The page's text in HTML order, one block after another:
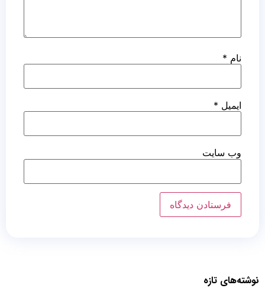
نام *
ایمیل *
وب‌ سایت
نوشته‌های تازه